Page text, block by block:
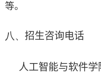
等。
八、 招生咨询电话
人工智能与软件